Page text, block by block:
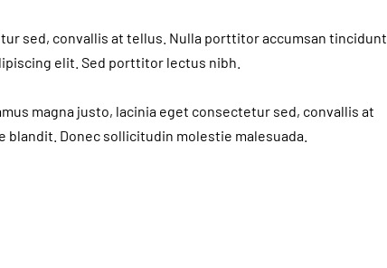
sed, convallis at tellus. Nulla porttitor accumsan tincidunt.
elit. Sed porttitor lectus nibh.
magna justo, lacinia eget consectetur sed, convallis at
Donec sollicitudin molestie malesuada.